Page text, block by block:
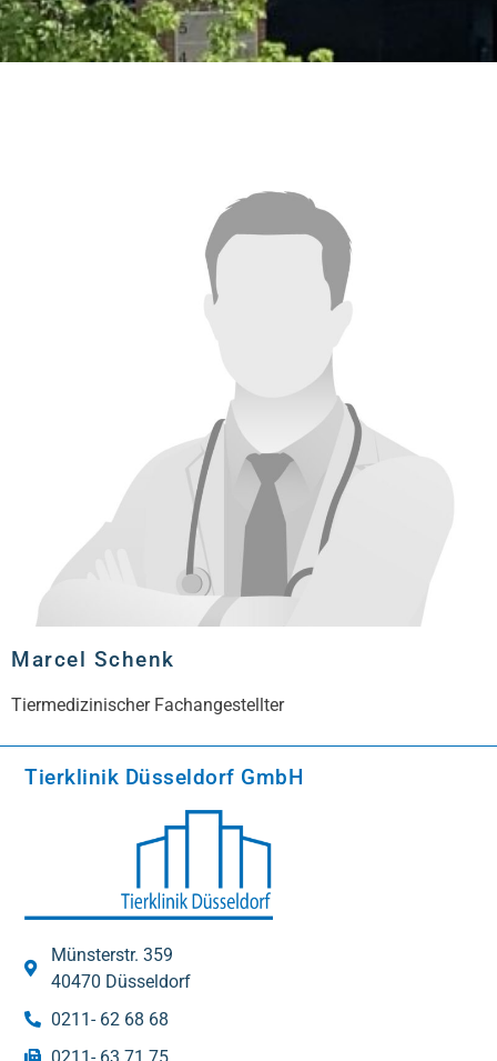
Marcel Schenk
Tiermedizinischer Fachangestellter
Tierklinik Düsseldorf GmbH
Münsterstr. 359
40470 Düsseldorf
0211- 62 68 68